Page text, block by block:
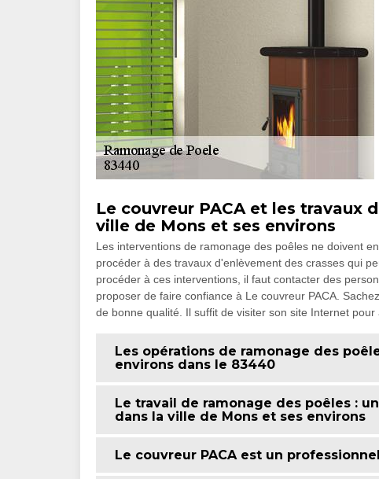
Le couvreur PACA et les travaux
ville de Mons et ses environs
Les interventions de ramonage des poêles ne doivent
procéder à des travaux d'enlèvement des crasses qui
procéder à ces interventions, il faut contacter des
proposer de faire confiance à Le couvreur PACA.
de bonne qualité. Il suffit de visiter son site Internet
Les opérations de ramonage des
environs dans le 83440
Le travail de ramonage des poêles :
dans la ville de Mons et ses environs
Le couvreur PACA est un